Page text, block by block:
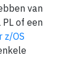
van
PL of een
z/OS